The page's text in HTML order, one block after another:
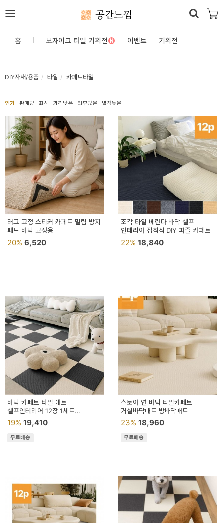
공간느낌
카
테
고
리
DIY
자
재/
용
품
침
구
인
테
어
소
품
그
홈 모자이크 타일 기획전 N 이벤트 기획전
DIY자재/용품 타일 카페트타일
인기 판매량 최신 가격낮은 리뷰많은 별점높은
러그 고정 스티커 카페트 밀림 방지
패드 바닥 고정용
20% 6,520
조각 타일 베란다 바닥 셀프
인테리어 접착식 DIY 퍼즐 카페트
22% 18,840
바닥 카페트 타일 매트
셀프인테리어 12장 1세트
거실바닥매트 타일카페트
19% 19,410
무료배송
스토어 연 바닥 타일카페트
거실바닥매트 방바닥매트
23% 18,960
무료배송